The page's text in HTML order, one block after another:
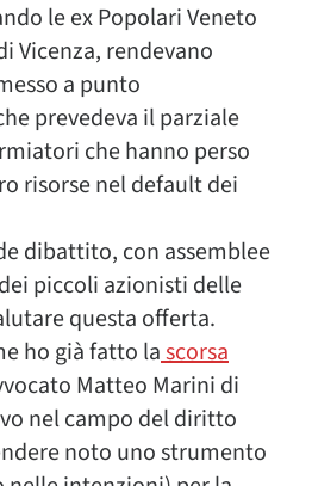
le ex Popolari Veneto
Vicenza, rendevano
a punto
prevedeva il parziale
che hanno perso
risorse nel default dei
dibattito, con assemblee
piccoli azionisti delle
questa offerta.
ho già fatto lascorsa
Matteo Marini di
nel campo del diritto
noto uno strumento